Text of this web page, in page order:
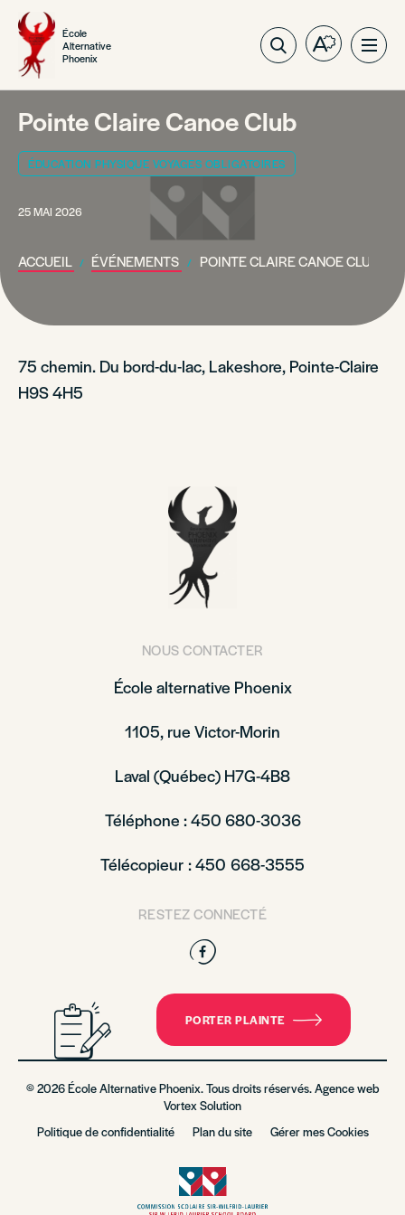
École
Alternative
Phoenix
Ouvrez
barre
Pointe Claire Canoe Club
ÉDUCATION PHYSIQUE VOYAGES OBLIGATOIRES
25 MAI 2026
ACCUEIL ÉVÉNEMENTS POINTE CLAIRE CANOE CLUB
75 chemin. Du bord-du-lac, Lakeshore, Pointe-Claire
H9S 4H5
NOUS CONTACTER
École alternative Phoenix
1105, rue Victor-Morin
Laval (Québec) H7G-4B8
Téléphone : 450 680-3036
Télécopieur : 450 668-3555
RESTEZ CONNECTÉ
Facebook
PORTER PLAINTE
© 2026 École Alternative Phoenix. Tous droits réservés. Agence web
Vortex Solution
Politique de confidentialité
Plan du site Gérer mes Cookies